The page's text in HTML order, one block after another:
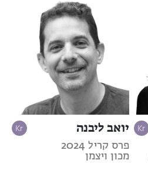
יואב ליבנה
פרס קריל 2024
מכון ויצמן